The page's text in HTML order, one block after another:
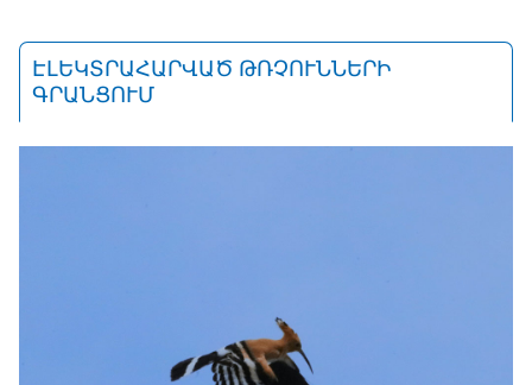
ԷԼԵԿՏՐԱՀԱՐՎԱԾ ԹՌՉՈՒՆՆԵՐԻ
ԳՐԱՆՑՈՒՄ